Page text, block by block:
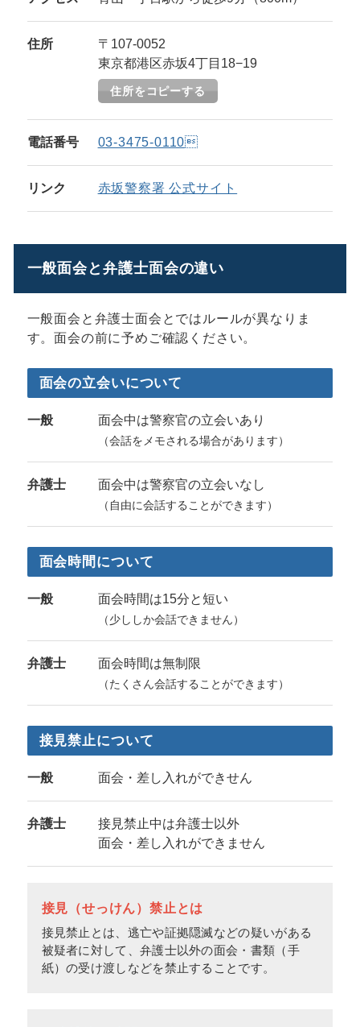
住所
〒107-0052
東京都港区赤坂4丁目18−19
住所をコピーする
電話番号 03-3475-0110
リンク 赤坂警察署 公式サイト
一般面会と弁護士面会の違い
一般面会と弁護士面会とではルールが異なりま
す。面会の前に予めご確認ください。
面会の立会いについて
一般 面会中は警察官の立会いあり
（会話をメモされる場合があります）
弁護士 面会中は警察官の立会いなし
（自由に会話することができます）
面会時間について
一般 面会時間は15分と短い
（少ししか会話できません）
弁護士 面会時間は無制限
（たくさん会話することができます）
接見禁止について
一般 面会・差し入れができせん
弁護士
接見禁止中は弁護士以外
面会・差し入れができません
接見（せっけん）禁止とは
接見禁止とは、逃亡や証拠隠滅などの疑いがある
被疑者に対して、弁護士以外の面会・書類（手
紙）の受け渡しなどを禁止することです。